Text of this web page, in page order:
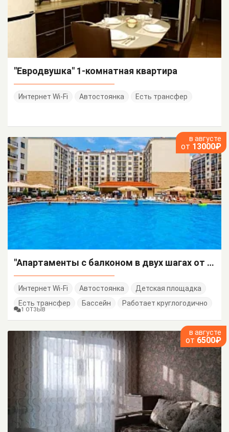
"Евродвушка" 1-комнатная квартира
Интернет Wi-Fi Автостоянка Есть трансфер
в августе
от 13000₽
"Апартаменты с балконом в двух шагах от моря" 2х-комнатная квартира
Интернет Wi-Fi Автостоянка
Детская площадка
Есть трансфер
Бассейн Работает круглогодично
1 ОТЗЫВ
в августе
от 6500₽